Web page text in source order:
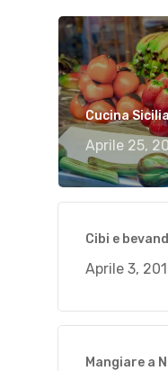
Cucina
Aprile 25,
Cibi e
Aprile 3,
Mangiare a